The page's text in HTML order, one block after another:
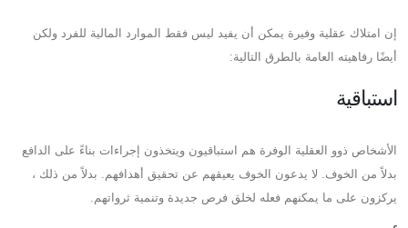
إن امتلاك عقلية وفيرة يمكن أن يفيد ليس فقط الموارد المالية للفرد ولكن
أيضًا رفاهيته العامة بالطرق التالية:
استباقية
الأشخاص ذوو العقلية الوفرة هم استباقيون ويتخذون إجراءات بناءً على الدافع
بدلاً من الخوف. لا يدعون الخوف يعيقهم عن تحقيق أهدافهم. بدلاً من ذلك ،
يركزون على ما يمكنهم فعله لخلق فرص جديدة وتنمية ثرواتهم.